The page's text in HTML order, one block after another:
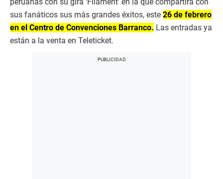
sus fanáticos sus más grandes éxitos, este 26 de febrero
en el Centro de Convenciones Barranco. Las entradas ya
están a la venta en Teleticket.